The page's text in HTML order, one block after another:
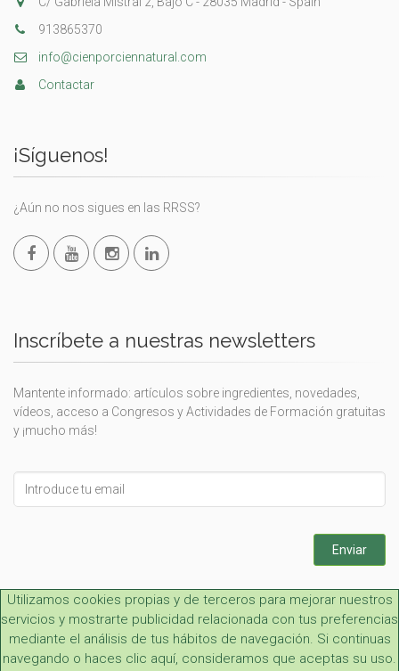
913865370
info@cienporciennatural.com
Contactar
¡Síguenos!
¿Aún no nos sigues en las RRSS?
Inscríbete a nuestras newsletters
Mantente informado: artículos sobre ingredientes, novedades,
vídeos, acceso a Congresos y Actividades de Formación gratuitas
y ¡mucho más!
this
field
Enviar
Utilizamos cookies propias y de terceros para mejorar nuestros
servicios y mostrarte publicidad relacionada con tus preferencias
mediante el análisis de tus hábitos de navegación. Si continuas
navegando o haces clic aquí, consideramos que aceptas su uso.